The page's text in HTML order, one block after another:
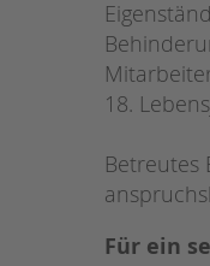
Kollegs
18.
Betreutes
Für ein